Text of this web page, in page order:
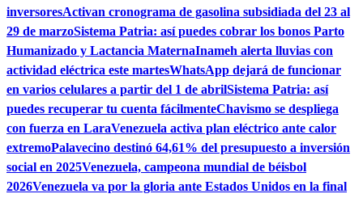
inversoresActivan cronograma de gasolina subsidiada del 23 al
29 de marzoSistema Patria: así puedes cobrar los bonos Parto
Humanizado y Lactancia MaternaInameh alerta lluvias con
actividad eléctrica este martesWhatsApp dejará de funcionar
en varios celulares a partir del 1 de abrilSistema Patria: así
puedes recuperar tu cuenta fácilmenteChavismo se despliega
con fuerza en LaraVenezuela activa plan eléctrico ante calor
extremoPalavecino destinó 64,61% del presupuesto a inversión
social en 2025Venezuela, campeona mundial de béisbol
2026Venezuela va por la gloria ante Estados Unidos en la final